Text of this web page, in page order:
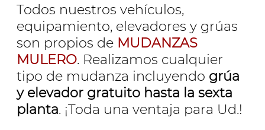
Todos nuestros vehículos,
equipamiento, elevadores y grúas
son propios de MUDANZAS
MULERO. Realizamos cualquier
tipo de mudanza incluyendo grúa
y elevador gratuito hasta la sexta
planta. ¡Toda una ventaja para Ud.!